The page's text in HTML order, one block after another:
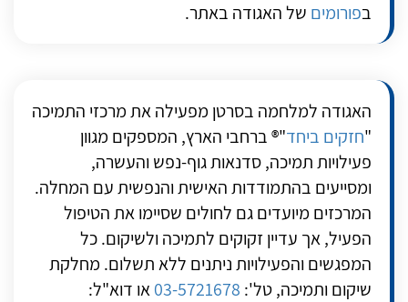
בפורומים של האגודה באתר.
האגודה למלחמה בסרטן מפעילה את מרכזי התמיכה
"חזקים ביחד"® ברחבי הארץ, המספקים מגוון
פעילויות תמיכה, סדנאות גוף-נפש והעשרה,
ומסייעים בהתמודדות האישית והנפשית עם המחלה.
המרכזים מיועדים גם לחולים שסיימו את הטיפול
הפעיל, אך עדיין זקוקים לתמיכה ולשיקום. כל
המפגשים והפעילויות ניתנים ללא תשלום. מחלקת
שיקום ותמיכה, טל': 03-5721678או דוא"ל: